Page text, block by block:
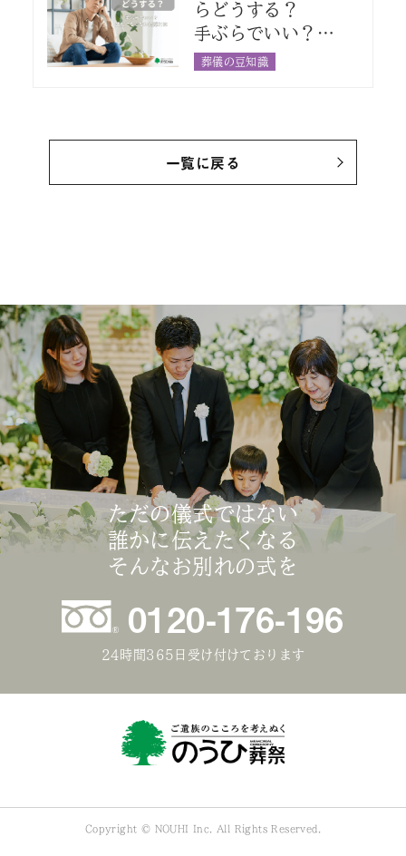
らどうする？
手ぶらでいい？
失礼にならない正し
葬儀の豆知識
一覧に戻る
ただの儀式ではない
誰かに伝えたくなる
そんなお別れの式を
0120-176-196
24時間365日受け付けております
Copyright © NOUHI Inc. All Rights Reserved.